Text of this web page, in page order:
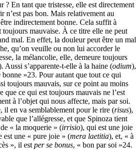
? En tant que tristesse, elle est directement
n’est pas bon. Mais relativement au
indirectement bonne. Cela suffit à
toujours mauvaise. À ce titre elle ne peut
mal. En effet, la douleur peut être un mal
qu’on veuille ou non lui accorder le
la mélancolie, elle, demeure toujours
Aussi s’apparente-t-elle à la haine (odium),
bonne »23. Pour autant que tout ce qui
toujours mauvais, sur ce point au moins
que ce qui est toujours mauvais ne l’est
à l’objet qui nous affecte, mais par soi.
il en va semblablement pour le rire (risus),
que l’allégresse, et que Spinoza tient
« la moquerie » (irrisio), qui est une joie
est une « pure joie » (mera laetitia), et, « à
», il est per se bonus, « bon par soi »24.